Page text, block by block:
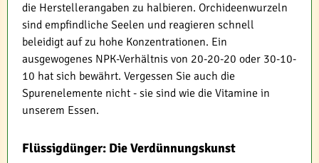
die Herstellerangaben zu halbieren. Orchideenwurzeln
sind empfindliche Seelen und reagieren schnell
beleidigt auf zu hohe Konzentrationen. Ein
ausgewogenes NPK-Verhältnis von 20-20-20 oder 30-10-
10 hat sich bewährt. Vergessen Sie auch die
Spurenelemente nicht - sie sind wie die Vitamine in
unserem Essen.
Flüssigdünger: Die Verdünnungskunst